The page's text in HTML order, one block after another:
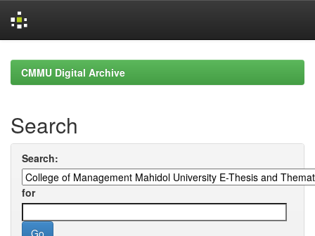
navigationCMMU Digital Archive
Search
Search:
for